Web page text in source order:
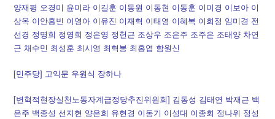
양재평 오경미 윤미라 이길훈 이동원 이동현 이동훈 이미경 이보아 이
상옥 이안홍빈 이영아 이유진 이재혁 이태영 이혜복 이희정 임미경 전
선경 정명희 정영희 정은영 정헌근 조상우 조은주 조주은 조태양 차연
근 채수민 최성훈 최시영 최혁봉 최홍엽 함원신
[민주당] 고익문 우원식 장하나
[변혁적현장실천노동자계급정당추진위원회] 김동성 김태연 박재근 백
은주 백종성 선지현 양은희 유현경 이동기 이성대 이종회 정나위 정성